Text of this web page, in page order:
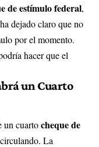
de estímulo federal,
ha dejado claro que no
por el momento.
hacer que el
un Cuarto
un cuartocheque de
La